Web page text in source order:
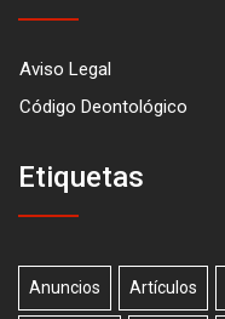
Aviso Legal
Código Deontológico
Etiquetas
Anuncios Artículos